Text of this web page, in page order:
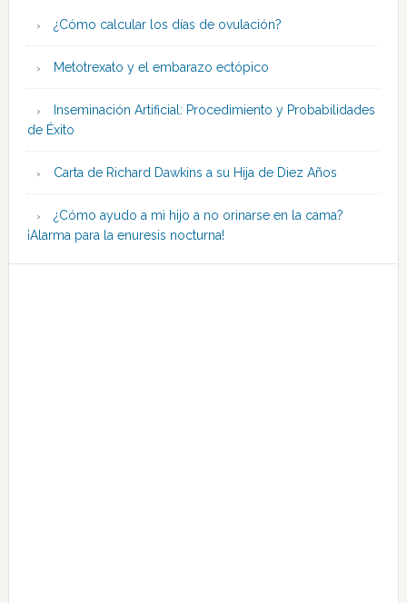
¿Cómo calcular los días de ovulación?
Metotrexato y el embarazo ectópico
Inseminación Artificial: Procedimiento y Probabilidades
de Éxito
Carta de Richard Dawkins a su Hija de Diez Años
¿Cómo ayudo a mi hijo a no orinarse en la cama?
¡Alarma para la enuresis nocturna!